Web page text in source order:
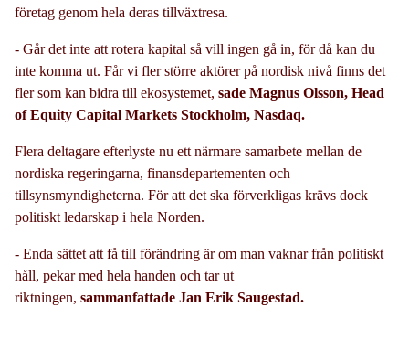
företag genom hela deras tillväxtresa.
- Går det inte att rotera kapital så vill ingen gå in, för då kan du
inte komma ut. Får vi fler större aktörer på nordisk nivå finns det
fler som kan bidra till ekosystemet, sade Magnus Olsson, Head
of Equity Capital Markets Stockholm, Nasdaq.
Flera deltagare efterlyste nu ett närmare samarbete mellan de
nordiska regeringarna, finansdepartementen och
tillsynsmyndigheterna. För att det ska förverkligas krävs dock
politiskt ledarskap i hela Norden.
- Enda sättet att få till förändring är om man vaknar från politiskt
håll, pekar med hela handen och tar ut
riktningen, sammanfattade Jan Erik Saugestad.